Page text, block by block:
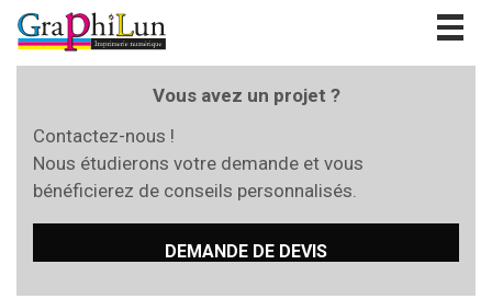
Vous avez un projet ?
Contactez-nous !
Nous étudierons votre demande et vous
bénéficierez de conseils personnalisés.
DEMANDE DE DEVIS